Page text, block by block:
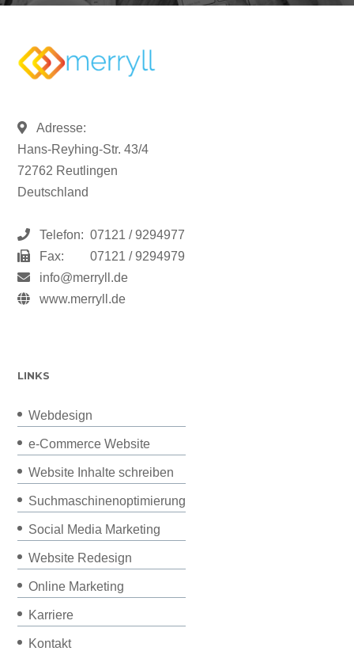
Adresse:
Hans-Reyhing-Str. 43/4
72762 Reutlingen
Deutschland
Telefon: 07121 / 9294977
Fax:
07121 / 9294979
info@merryll.de
www.merryll.de
LINKS
Webdesign
e-Commerce Website
Website Inhalte schreiben
Suchmaschinenoptimierung
Social Media Marketing
Website Redesign
Online Marketing
Karriere
Kontakt